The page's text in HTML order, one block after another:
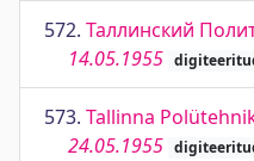
572. Таллинский
14.05.1955
573. Tallinna
24.05.1955